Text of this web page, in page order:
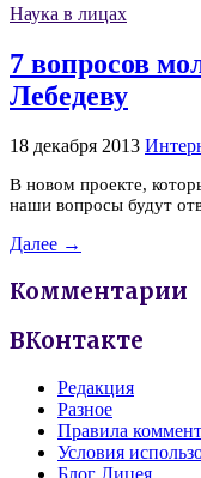
Наука в лицах
7 вопросов
Лебедеву
18 декабря 2013
В новом проекте,
наши вопросы будут
Далее →
Комментарии
ВКонтакте
Редакция
Разное
Правила
Условия
Блог Лицея